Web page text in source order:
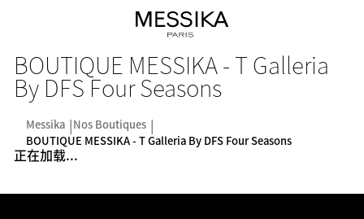
BOUTIQUE MESSIKA - T Galleria
By DFS Four Seasons
Messika Nos Boutiques
BOUTIQUE MESSIKA - T Galleria By DFS Four Seasons
正在加载...